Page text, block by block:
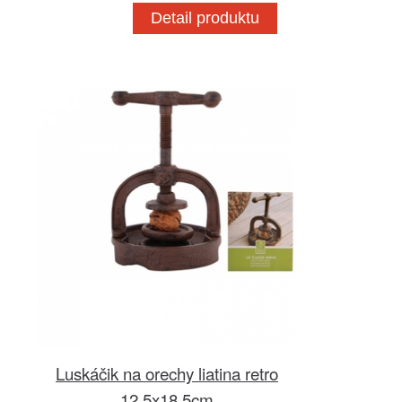
Detail produktu
Luskáčik na orechy liatina retro